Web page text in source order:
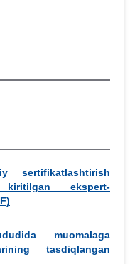
sertifikatlashtirish
ekspert-
muomalaga
tasdiqlangan